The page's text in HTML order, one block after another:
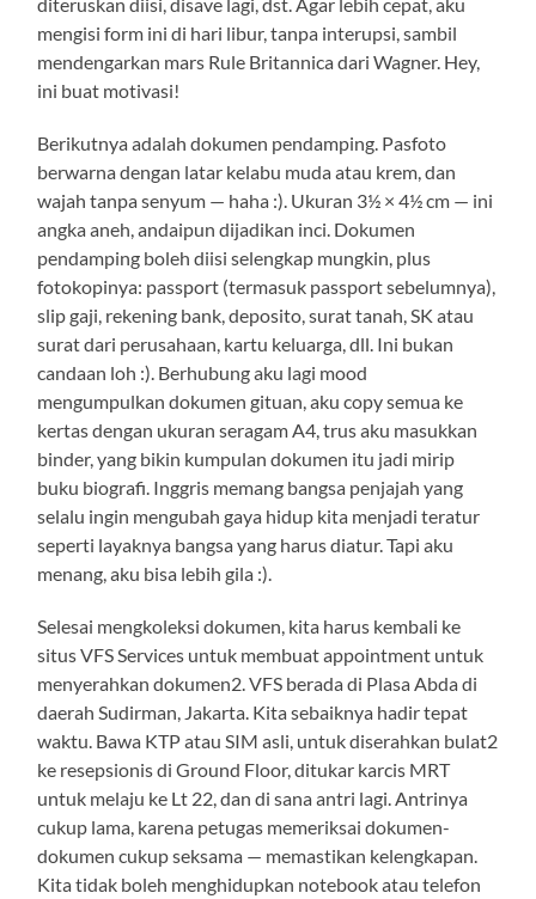
mengisi form ini di hari libur, tanpa interupsi, sambil
mendengarkan mars Rule Britannica dari Wagner. Hey,
ini buat motivasi!
Berikutnya adalah dokumen pendamping. Pasfoto
berwarna dengan latar kelabu muda atau krem, dan
wajah tanpa senyum — haha :). Ukuran 3½ × 4½ cm — ini
angka aneh, andaipun dijadikan inci. Dokumen
pendamping boleh diisi selengkap mungkin, plus
fotokopinya: passport (termasuk passport sebelumnya),
slip gaji, rekening bank, deposito, surat tanah, SK atau
surat dari perusahaan, kartu keluarga, dll. Ini bukan
candaan loh :). Berhubung aku lagi mood
mengumpulkan dokumen gituan, aku copy semua ke
kertas dengan ukuran seragam A4, trus aku masukkan
binder, yang bikin kumpulan dokumen itu jadi mirip
buku biografi. Inggris memang bangsa penjajah yang
selalu ingin mengubah gaya hidup kita menjadi teratur
seperti layaknya bangsa yang harus diatur. Tapi aku
menang, aku bisa lebih gila :).
Selesai mengkoleksi dokumen, kita harus kembali ke
situs VFS Services untuk membuat appointment untuk
menyerahkan dokumen2. VFS berada di Plasa Abda di
daerah Sudirman, Jakarta. Kita sebaiknya hadir tepat
waktu. Bawa KTP atau SIM asli, untuk diserahkan bulat2
ke resepsionis di Ground Floor, ditukar karcis MRT
untuk melaju ke Lt 22, dan di sana antri lagi. Antrinya
cukup lama, karena petugas memeriksai dokumen-
dokumen cukup seksama — memastikan kelengkapan.
Kita tidak boleh menghidupkan notebook atau telefon